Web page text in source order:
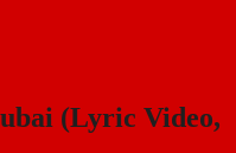
(Lyric Video,